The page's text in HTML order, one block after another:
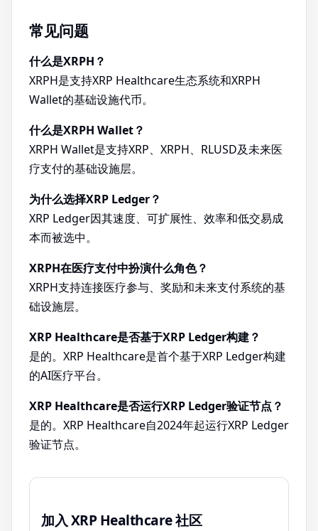
常见问题
什么是XRPH？
XRPH是支持XRP Healthcare生态系统和XRPH
Wallet的基础设施代币。
什么是XRPH Wallet？
XRPH Wallet是支持XRP、XRPH、RLUSD及未来医
疗支付的基础设施层。
为什么选择XRP Ledger？
XRP Ledger因其速度、可扩展性、效率和低交易成
本而被选中。
XRPH在医疗支付中扮演什么角色？
XRPH支持连接医疗参与、奖励和未来支付系统的基
础设施层。
XRP Healthcare是否基于XRP Ledger构建？
是的。XRP Healthcare是首个基于XRP Ledger构建
的AI医疗平台。
XRP Healthcare是否运行XRP Ledger验证节点？
是的。XRP Healthcare自2024年起运行XRP Ledger
验证节点。
加入 XRP Healthcare 社区